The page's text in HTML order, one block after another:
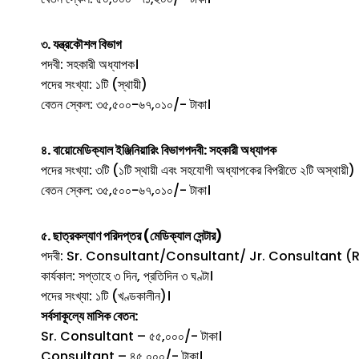
৩. যন্ত্রকৌশল বিভাগ
পদবী: সহকারী অধ্যাপক।
পদের সংখ্যা: ১টি (স্থায়ী)
বেতন স্কেল: ৩৫,৫০০-৬৭,০১০/- টাকা।
৪. বায়োমেডিক্যাল ইঞ্জিনিয়ারিং বিভাগপদবী: সহকারী অধ্যাপক
পদের সংখ্যা: ৩টি (১টি স্থায়ী এবং সহযোগী অধ্যাপকের বিপরীতে ২টি অস্থায়ী)
বেতন স্কেল: ৩৫,৫০০-৬৭,০১০/- টাকা।
৫. ছাত্রকল্যাণ পরিদপ্তর (মেডিক্যাল সেন্টার)
পদবী: Sr. Consultant/Consultant/ Jr. Consultant
কার্যকাল: সপ্তাহে ৩ দিন, প্রতিদিন ৩ ঘণ্টা।
পদের সংখ্যা: ১টি (খণ্ডকালীন)।
সর্বসাকূল্যে মাসিক বেতন:
Sr. Consultant – ৫৫,০০০/- টাকা।